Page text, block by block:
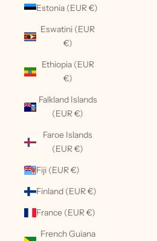
Estonia (EUR €)
Eswatini (EUR
€)
Ethiopia (EUR
€)
Falkland Islands
(EUR €)
Faroe Islands
(EUR €)
Fiji (EUR €)
Finland (EUR €)
France (EUR €)
French Guiana